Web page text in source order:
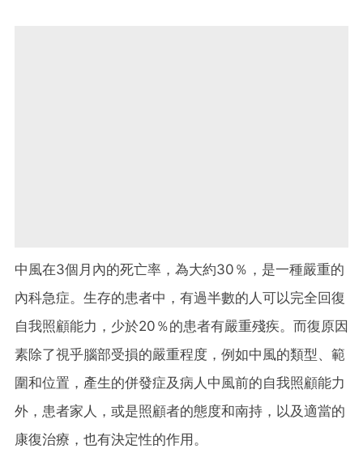
中風在3個月內的死亡率，為大約30％，是一種嚴重的
內科急症。生存的患者中，有過半數的人可以完全回復
自我照顧能力，少於20％的患者有嚴重殘疾。而復原因
素除了視乎腦部受損的嚴重程度，例如中風的類型、範
圍和位置，產生的併發症及病人中風前的自我照顧能力
外，患者家人，或是照顧者的態度和南持，以及適當的
康復治療，也有決定性的作用。